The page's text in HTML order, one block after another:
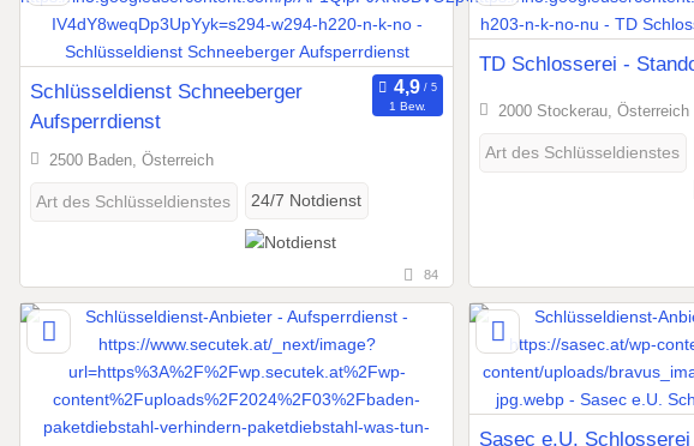
Schlüsseldienst Schneeberger
Aufsperrdienst
1 Bew.
2500 Baden, Österreich
Art des Schlüsseldienstes 24/7 Notdienst
84
TD Schlosserei -
2000 Stockerau, Österreich
Art des Schlüsseldienstes
Sasec e.U.